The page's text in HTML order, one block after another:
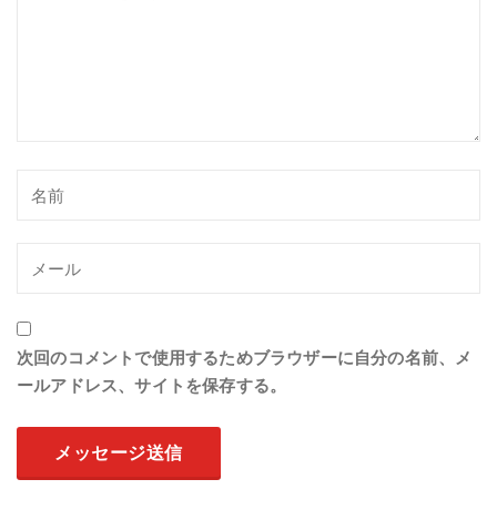
次回のコメントで使用するためブラウザーに自分の名前、メ
ールアドレス、サイトを保存する。